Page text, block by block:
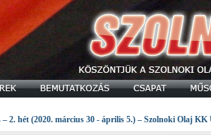
– 2. hét (2020. március 30 - április 5.) – Szolnoki Olaj KK